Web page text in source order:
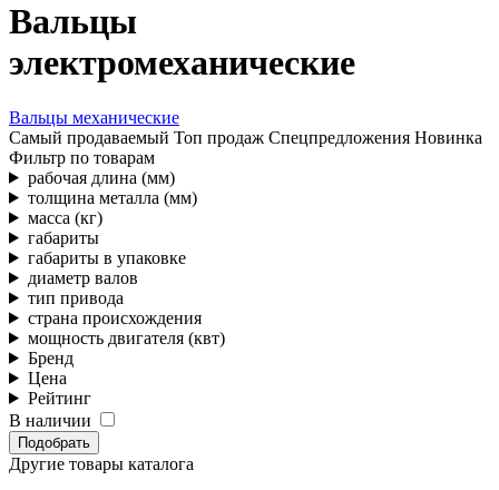
Вальцы
электромеханические
Вальцы механические
Самый продаваемый Топ продаж Спецпредложения Новинка
Фильтр по товарам
рабочая длина (мм)
толщина металла (мм)
масса (кг)
габариты
габариты в упаковке
диаметр валов
тип привода
страна происхождения
мощность двигателя (квт)
Бренд
Цена
Рейтинг
В наличии
Подобрать
Другие товары каталога